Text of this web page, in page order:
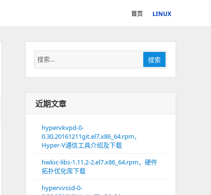
首页 LINUX
搜
索：
搜索
近期文章
hypervkvpd-0-
0.30.20161211git.el7.x86_64.rpm，
Hyper-V通信工具介绍及下载
hwloc-libs-1.11.2-2.el7.x86_64.rpm，硬件
拓扑优化库下载
hypervvssd-0-